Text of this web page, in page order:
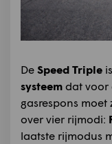
De Speed Triple
systeem dat voor
gasrespons moet
over vier rijmodi:
laatste rijmodus